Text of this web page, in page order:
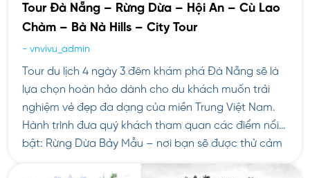
Tour Đà Nẵng – Rừng Dừa – Hội An – Cù Lao
Chàm – Bà Nà Hills – City Tour
- vnvivu_admin
Tour du lịch 4 ngày 3 đêm khám phá Đà Nẵng sẽ là
lựa chọn hoàn hảo dành cho du khách muốn trải
nghiệm vẻ đẹp đa dạng của miền Trung Việt Nam.
Hành trình đưa quý khách tham quan các điểm nổi
bật: Rừng Dừa Bảy Mẫu – nơi bạn sẽ được thử cảm